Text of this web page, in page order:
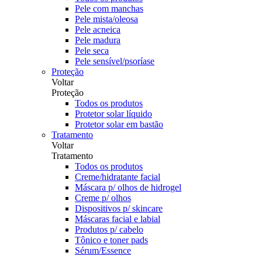
Pele com manchas
Pele mista/oleosa
Pele acneica
Pele madura
Pele seca
Pele sensível/psoríase
Proteção
Voltar
Proteção
Todos os produtos
Protetor solar líquido
Protetor solar em bastão
Tratamento
Voltar
Tratamento
Todos os produtos
Creme/hidratante facial
Máscara p/ olhos de hidrogel
Creme p/ olhos
Dispositivos p/ skincare
Máscaras facial e labial
Produtos p/ cabelo
Tônico e toner pads
Sérum/Essence